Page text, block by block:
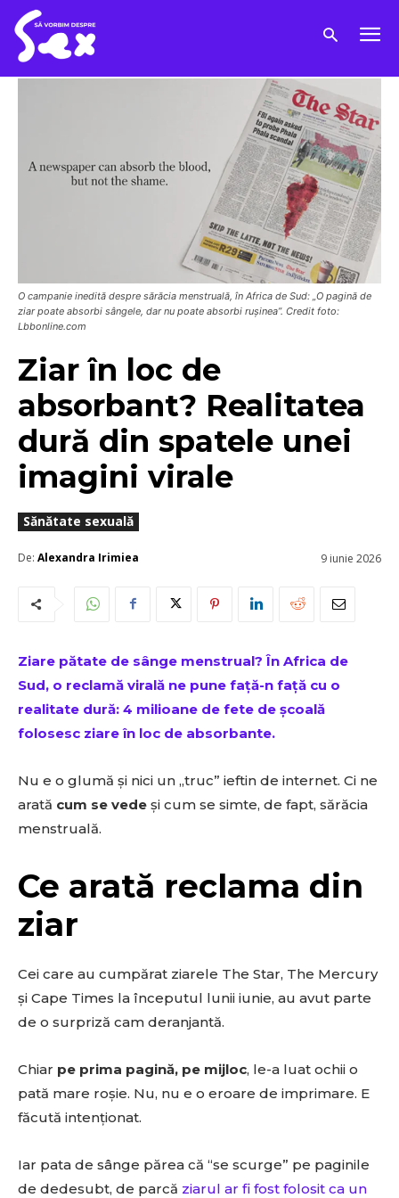
O campanie inedită despre sărăcia menstruală, în Africa de Sud: „O pagină de
ziar poate absorbi sângele, dar nu poate absorbi rușinea”. Credit foto:
Lbbonline.com
Ziar în loc de
absorbant? Realitatea
dură din spatele unei
imagini virale
Sănătate sexuală
De: Alexandra Irimiea 9 iunie 2026
Ziare pătate de sânge menstrual? În Africa de
Sud, o reclamă virală ne pune față-n față cu o
realitate dură: 4 milioane de fete de școală
folosesc ziare în loc de absorbante.
Nu e o glumă și nici un „truc” ieftin de internet. Ci ne
arată cum se vede și cum se simte, de fapt, sărăcia
menstruală.
Ce arată reclama din
ziar
Cei care au cumpărat ziarele The Star, The Mercury
și Cape Times la începutul lunii iunie, au avut parte
de o surpriză cam deranjantă.
Chiar pe prima pagină, pe mijloc, le-a luat ochii o
pată mare roșie. Nu, nu e o eroare de imprimare. E
făcută intenționat.
Iar pata de sânge părea că “se scurge” pe paginile
de dedesubt, de parcă ziarul ar fi fost folosit ca un